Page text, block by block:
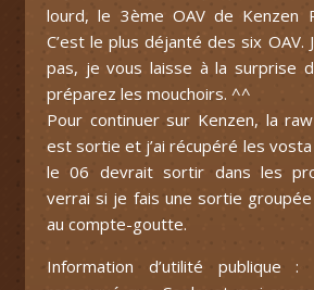
lourd, le 3ème OAV de Kenzen
C’est le plus déjanté des six OAV.
pas, je vous laisse à la surprise
préparez les mouchoirs. ^^
Pour continuer sur Kenzen, la
est sortie et j’ai récupéré les vosta
le 06 devrait sortir dans les
verrai si je fais une sortie
au compte-goutte.
Information d’utilité publique :